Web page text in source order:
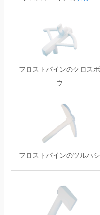
フロストパインのクロスボ
ウ
フロストパインのツルハシ